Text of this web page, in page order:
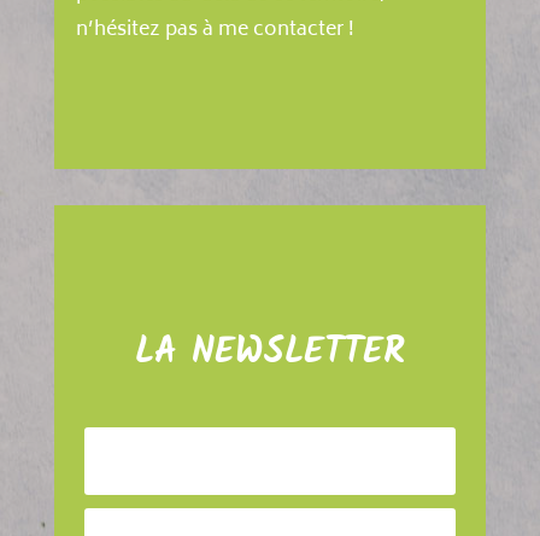
n’hésitez pas à me contacter !
LA NEWSLETTER